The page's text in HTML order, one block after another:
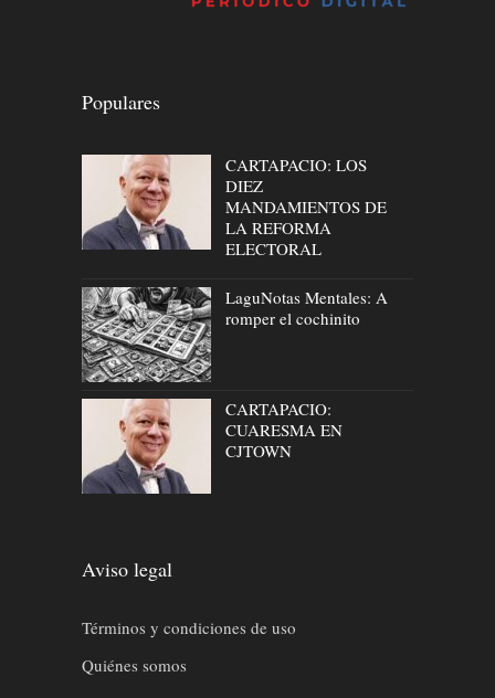
Populares
CARTAPACIO: LOS
DIEZ
MANDAMIENTOS DE
LA REFORMA
ELECTORAL
LaguNotas Mentales: A
romper el cochinito
CARTAPACIO:
CUARESMA EN
CJTOWN
Aviso legal
Términos y condiciones de uso
Quiénes somos